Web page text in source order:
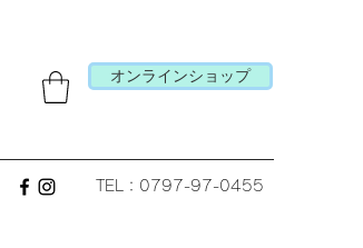
オンラインショップ
TEL：0797-97-0455